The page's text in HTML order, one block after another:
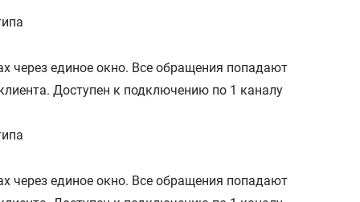
через единое окно. Все обращения попадают
Доступен к подключению по 1 каналу
через единое окно. Все обращения попадают